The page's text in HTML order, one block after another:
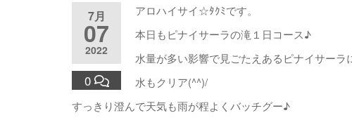
7月
07
2022
0
アロハイサイ☆ﾀｸﾐです。
本日もピナイサーラの滝１日コース♪
水量が多い影響で見ごたえあるピナイサーラ
水もクリア(^^)/
すっきり澄んで天気も雨が程よくバッチグー♪